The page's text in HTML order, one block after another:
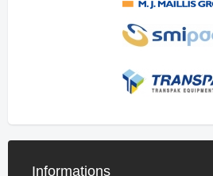
Informations